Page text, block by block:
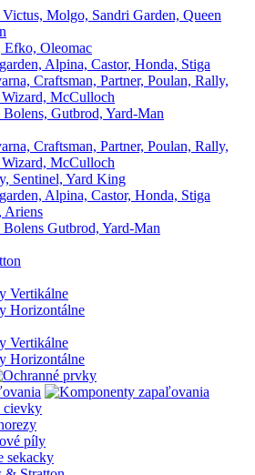
Molgo, Sandri Garden, Queen
Efko, Oleomac
Alpina, Castor, Honda, Stiga
Craftsman, Partner, Poulan, Rally,
Wizard, McCulloch
Gutbrod, Yard-Man
Craftsman, Partner, Poulan, Rally,
Wizard, McCulloch
Sentinel, Yard King
Alpina, Castor, Honda, Stiga
Ariens
Gutbrod, Yard-Man
Vertikálne
Horizontálne
Vertikálne
Horizontálne
cievky
píly
sekacky